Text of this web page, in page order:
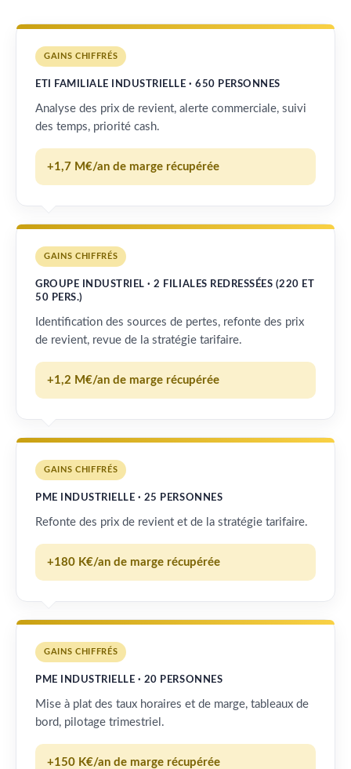
GAINS CHIFFRÉS
ETI FAMILIALE INDUSTRIELLE · 650 PERSONNES
Analyse des prix de revient, alerte commerciale, suivi
des temps, priorité cash.
+1,7 M€/an de marge récupérée
GAINS CHIFFRÉS
GROUPE INDUSTRIEL · 2 FILIALES REDRESSÉES (220 ET
50 PERS.)
Identification des sources de pertes, refonte des prix
de revient, revue de la stratégie tarifaire.
+1,2 M€/an de marge récupérée
GAINS CHIFFRÉS
PME INDUSTRIELLE · 25 PERSONNES
Refonte des prix de revient et de la stratégie tarifaire.
+180 K€/an de marge récupérée
GAINS CHIFFRÉS
PME INDUSTRIELLE · 20 PERSONNES
Mise à plat des taux horaires et de marge, tableaux de
bord, pilotage trimestriel.
+150 K€/an de marge récupérée